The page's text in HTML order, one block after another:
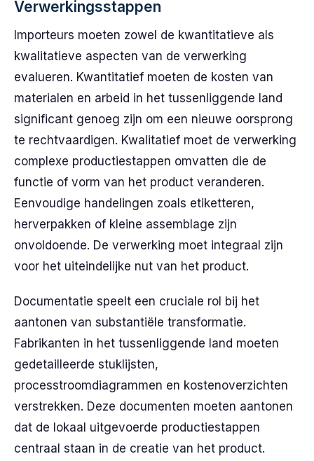
Verwerkingsstappen
Importeurs moeten zowel de kwantitatieve als
kwalitatieve aspecten van de verwerking
evalueren. Kwantitatief moeten de kosten van
materialen en arbeid in het tussenliggende land
significant genoeg zijn om een nieuwe oorsprong
te rechtvaardigen. Kwalitatief moet de verwerking
complexe productiestappen omvatten die de
functie of vorm van het product veranderen.
Eenvoudige handelingen zoals etiketteren,
herverpakken of kleine assemblage zijn
onvoldoende. De verwerking moet integraal zijn
voor het uiteindelijke nut van het product.
Documentatie speelt een cruciale rol bij het
aantonen van substantiële transformatie.
Fabrikanten in het tussenliggende land moeten
gedetailleerde stuklijsten,
processtroomdiagrammen en kostenoverzichten
verstrekken. Deze documenten moeten aantonen
dat de lokaal uitgevoerde productiestappen
centraal staan in de creatie van het product.